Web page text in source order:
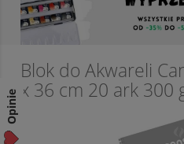
Blok do Akwareli
x 36 cm 20 ark 300
Opinie